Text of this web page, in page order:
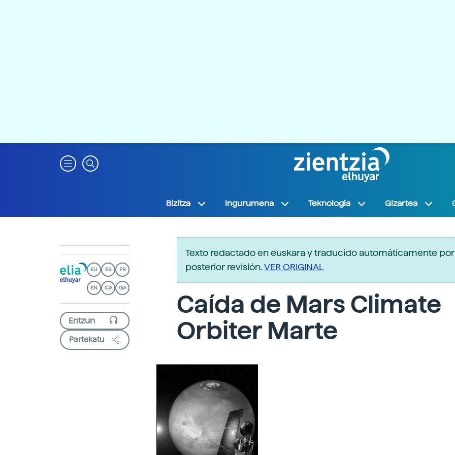
Bizitza Ingurumena Teknologia Gizartea
EU ES FR
EN CA GA
Partekatu
Texto redactado en euskara y traducido automáticamente por
posterior revisión.VER ORIGINAL
Caída de Mars Climate
Orbiter Marte